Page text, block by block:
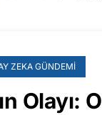
ZEKA GÜNDEMI
Olayı: